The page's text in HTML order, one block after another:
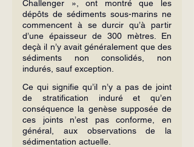
Challenger », ont montré que les
dépôts de sédiments sous-marins ne
commencent à se durcir qu’à partir
d’une épaisseur de 300 mètres. En
deçà il n’y avait généralement que des
sédiments non consolidés, non
indurés, sauf exception.
Ce qui signifie qu’il n’y a pas de joint
de stratification induré et qu’en
conséquence la genèse supposée de
ces joints n’est pas conforme, en
général, aux observations de la
sédimentation actuelle.